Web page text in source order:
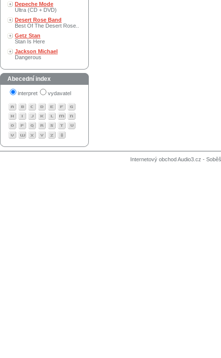
Depeche Mode
Ultra (CD + DVD)
Desert Rose Band
Best Of The Desert Rose..
Getz Stan
Stan Is Here
Jackson Michael
Dangerous
Abecední index
interpret vydavatel
Internetový obchod Audio3.cz -